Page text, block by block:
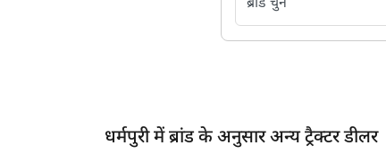
धर्मपुरी में ब्रांड के अनुसार अन्य ट्रैक्टर डीलर